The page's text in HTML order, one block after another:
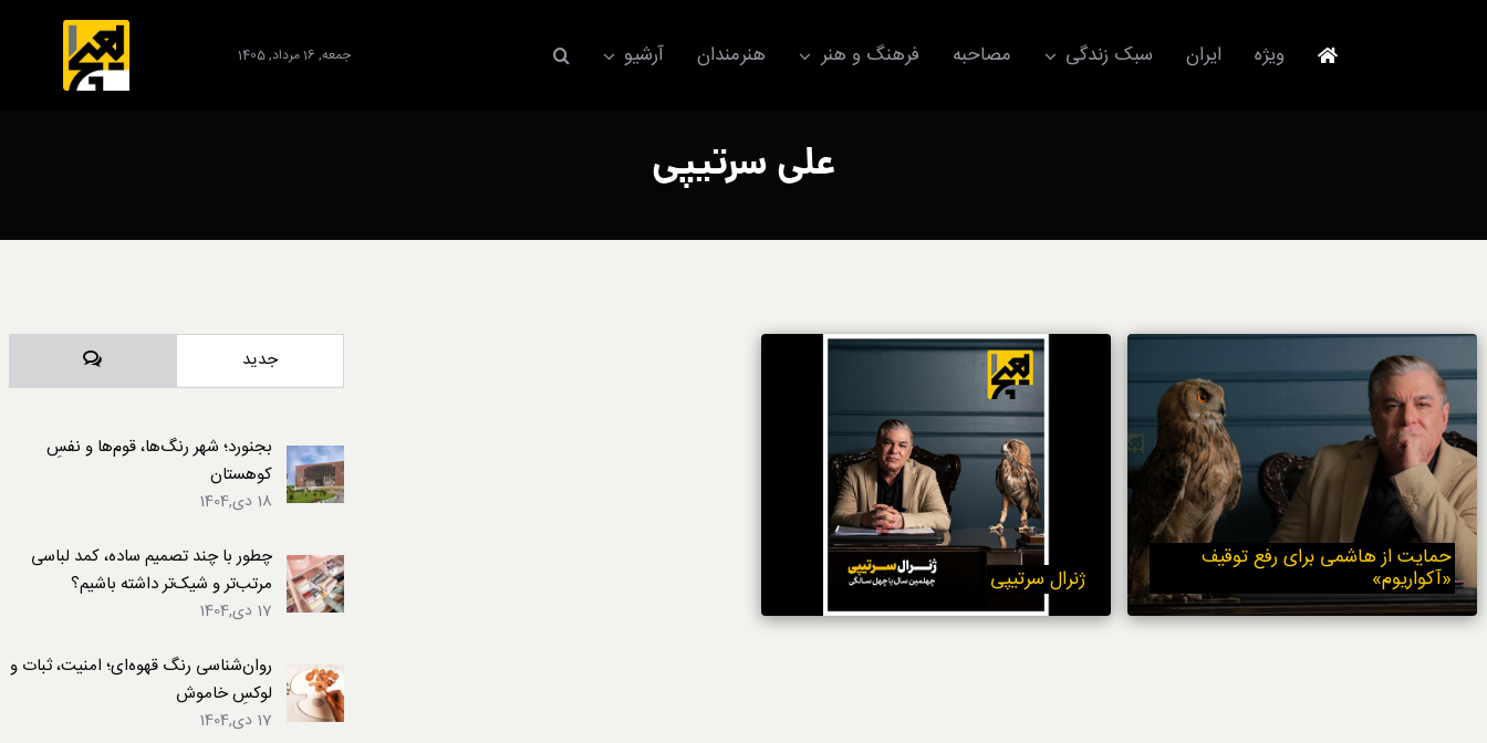
ویژه ایران سبک زندگی
استایل
آداب معاشرت
ورزش/ سلامت/ زیبایی
تکنولوژی
خودرو
مصاحبه فرهنگ و هنر هنرمندان آرشیو جمعه, 16 مرداد, 1405
علی سرتیپی
حمایت از هاشمی برای رفع توقیف
«آکواریوم» ژنرال سرتیپی
جدید دیدگاه‌ها
بجنورد؛ شهر رنگ‌ها، قوم‌ها و نفسِ
کوهستان
18 دی,1404
چطور با چند تصمیم ساده، کمد لباسی
مرتب‌تر و شیک‌تر داشته باشیم؟
17 دی,1404
روان‌شناسی رنگ قهوه‌ای؛ امنیت، ثبات و
لوکسِ خاموش
17 دی,1404